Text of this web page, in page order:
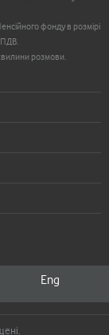
фонду в розмірі
ПДВ.
розмови.
Eng